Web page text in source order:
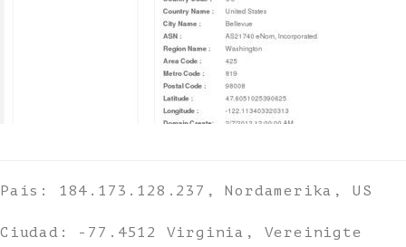
País: 184.173.128.237, Nordamerika, US
Ciudad: -77.4512 Virginia, Vereinigte